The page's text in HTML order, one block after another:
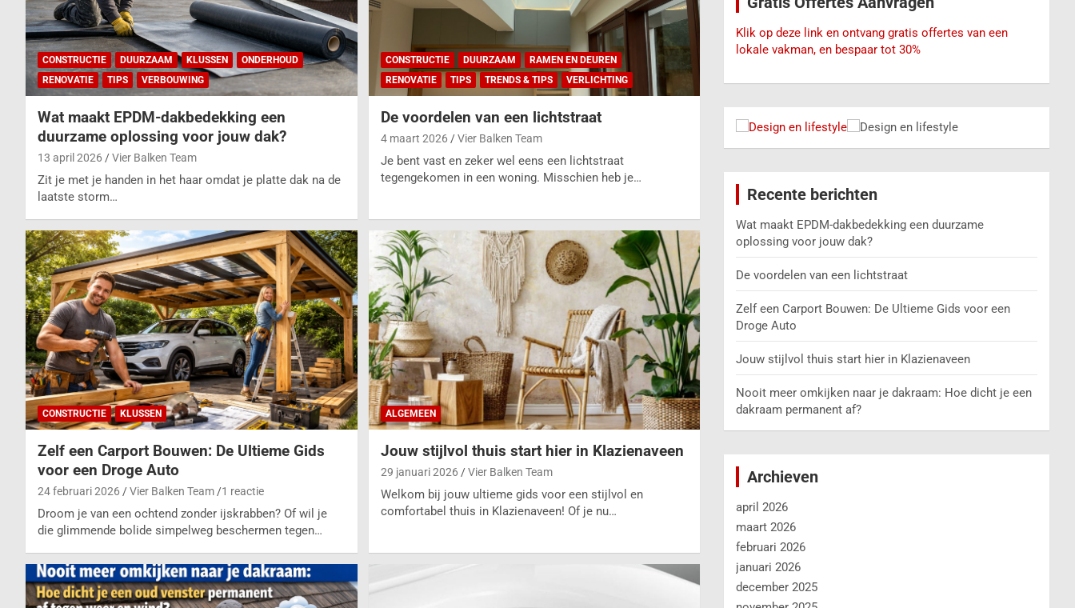
CONSTRUCTIE DUURZAAM KLUSSEN
ONDERHOUD
RENOVATIE
TIPS VERBOUWING
Wat maakt EPDM-dakbedekking een
duurzame oplossing voor jouw dak?
13 april 2026 Vier Balken Team
Zit je met je handen in het haar omdat je platte dak na de
laatste storm…
CONSTRUCTIE DUURZAAM
RAMEN EN DEUREN
RENOVATIE
TIPS TRENDS & TIPS VERLICHTING
De voordelen van een lichtstraat
4 maart 2026 Vier Balken Team
Je bent vast en zeker wel eens een lichtstraat
tegengekomen in een woning. Misschien heb je…
CONSTRUCTIE KLUSSEN
Zelf een Carport Bouwen: De Ultieme Gids
voor een Droge Auto
24 februari 2026 Vier Balken Team 1 reactie
Droom je van een ochtend zonder ijskrabben? Of wil je
die glimmende bolide simpelweg beschermen tegen…
ALGEMEEN
Jouw stijlvol thuis start hier in Klazienaveen
29 januari 2026 Vier Balken Team
Welkom bij jouw ultieme gids voor een stijlvol en
comfortabel thuis in Klazienaveen! Of je nu…
Klik op deze link en ontvang gratis offertes van een
lokale vakman, en bespaar tot 30%
Recente berichten
Wat maakt EPDM-dakbedekking een duurzame
oplossing voor jouw dak?
De voordelen van een lichtstraat
Zelf een Carport Bouwen: De Ultieme Gids voor een
Droge Auto
Jouw stijlvol thuis start hier in Klazienaveen
Nooit meer omkijken naar je dakraam: Hoe dicht je een
dakraam permanent af?
Archieven
april 2026
maart 2026
februari 2026
januari 2026
december 2025